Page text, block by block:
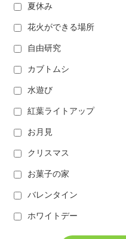
夏休み
花火ができる場所
自由研究
カブトムシ
水遊び
紅葉ライトアップ
お月見
クリスマス
お菓子の家
バレンタイン
ホワイトデー